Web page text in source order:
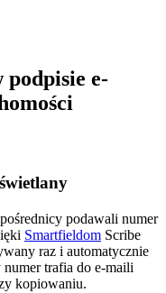
podpisie e-
podawali numer
Smartfieldom Scribe
raz i automatycznie
trafia do e-maili
kopiowaniu.